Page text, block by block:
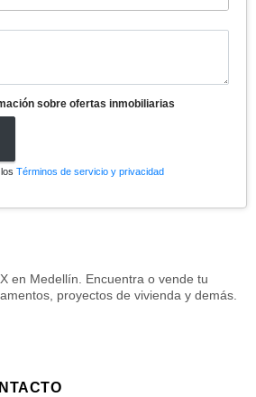
sobre ofertas inmobiliarias
Términos de servicio y privacidad
en Medellín. Encuentra o vende tu
proyectos de vivienda y demás.